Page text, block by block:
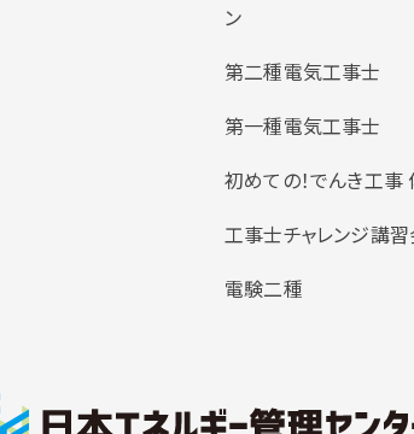
ン
第二種電気工事士
第一種電気工事士
初めての！でんき工事
工事士チャレンジ講
電験二種